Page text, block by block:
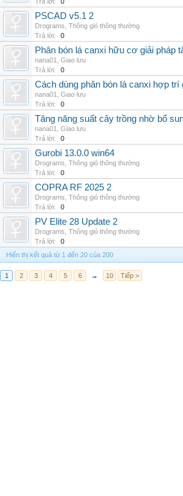
PSCAD v5.1 2
Drograms Thông gió thông thường
Trả lời:
0
Phân bón lá canxi hữu cơ giải pháp
nana01
Giao lưu
Trả lời:
0
Cách dùng phân bón lá canxi hợp trí
nana01
Giao lưu
Trả lời:
0
Tăng năng suất cây trồng nhờ bổ
nana01
Giao lưu
Trả lời:
0
Gurobi 13.0.0 win64
Drograms Thông gió thông thường
Trả lời:
0
COPRA RF 2025 2
Drograms Thông gió thông thường
Trả lời:
0
PV Elite 28 Update 2
Drograms Thông gió thông thường
Trả lời:
0
Hiển thị kết quả từ 1 đến 20 của 200
1 2 3 4 5 6 → 10 Tiếp >